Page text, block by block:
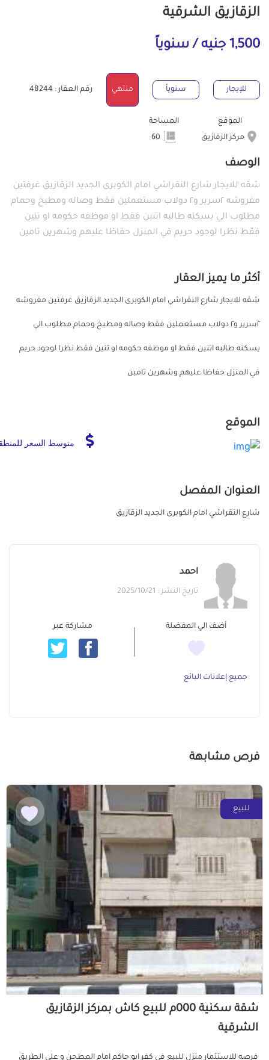
الزقازيق الشرقية
1,500 جنيه / سنوياً
للإيجار سنوياً منتهي رقم العقار : 48244
الموقع
مركز الزقازيق
المساحة
الوصف
شقه للايجار شارع النقراشي امام الكوبرى الجديد الزقازيق غرفتين
مفروشه ٢سرير و٢ دولاب مستعملين فقط وصاله ومطبخ وحمام
مطلوب الي يسكنه طالبه اتنين فقط او موظفه حكومه او تنين
فقط نظرا لوجود حريم في المنزل حفاظا عليهم وشهرين تامين
أكثر ما يميز العقار
شقه للايجار شارع النقراشي امام الكوبرى الجديد الزقازيق غرفتين مفروشه
٢سرير و٢ دولاب مستعملين فقط وصاله ومطبخ وحمام مطلوب الي
يسكنه طالبه اتنين فقط او موظفه حكومه او تنين فقط نظرا لوجود حريم
في المنزل حفاظا عليهم وشهرين تامين
الموقع
متوسط السعر
العنوان المفصل
شارع النقراشي امام الكوبرى الجديد الزقازيق
احمد
تاريخ النشر : 2025/10/21
أضف الي المفضلة مشاركة عبر
جميع إعلانات البائع
فرص مشابهة
للبيع
شقة سكنية 000م للبيع كاش بمركز الزقازيق
الشرقية
فرصه للاستثمار منزل للبيع فى كفر ابو حاكم امام المطحن و على الطريق